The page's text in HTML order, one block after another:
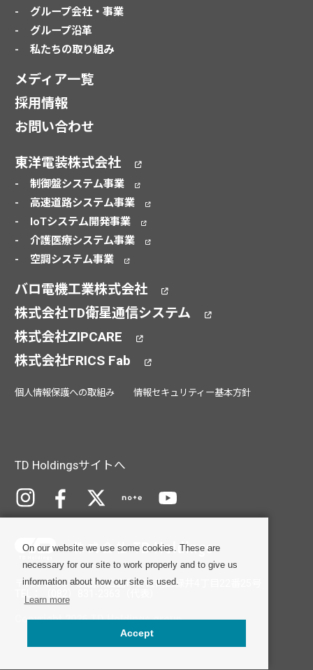
グループ会社・事業
グループ沿革
私たちの取り組み
メディア一覧
採用情報
お問い合わせ
東洋電装株式会社
制御盤システム事業
高速道路システム事業
IoTシステム開発事業
介護医療システム事業
空調システム事業
バロ電機工業株式会社
株式会社TD衛星通信システム
株式会社ZIPCARE
株式会社FRICS Fab
個人情報保護への取組み 情報セキュリティー基本方針
TD Holdingsサイトへ
〒731-0103 広島県広島市安佐南区緑井4丁目22番25号
TEL：（082）831-2363（代表）
Copyright 2026 TD Holdings group
On our website we use some cookies. These are
necessary for our site to work properly and to give us
information about how our site is used.
Learn more
Accept